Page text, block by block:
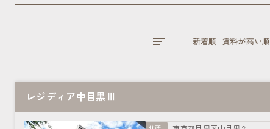
新着順 賃料が高い順
レジディア中目黒Ⅲ